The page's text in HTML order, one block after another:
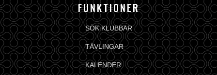
FUNKTIONER
SÖK KLUBBAR
TÄVLINGAR
KALENDER